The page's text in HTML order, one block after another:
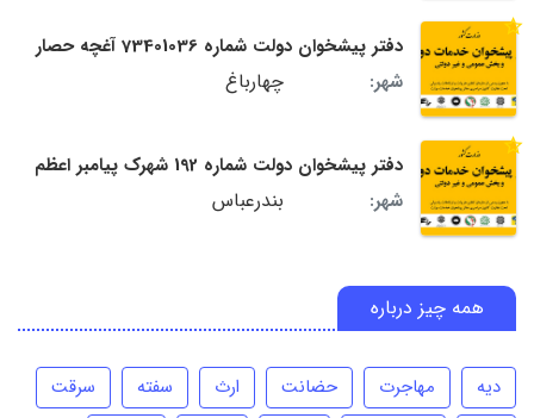
دفتر پیشخوان دولت شماره 73401036 آغچه حصار
شهر:
چهارباغ
دفتر پیشخوان دولت شماره 192 شهرک پیامبر اعظم
شهر:
بندرعباس
همه چیز درباره
دیه مهاجرت حضانت ارث سفته
سرقت